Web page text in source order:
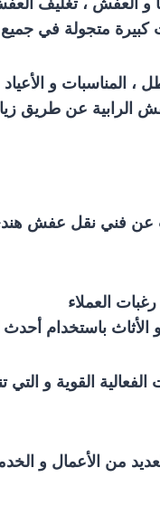
و العفش ، تغليف
كبيرة متجولة في
المناسبات و الأعياد
فني نقل عفش هندي
العملاء
باستخدام
الفعالية القوية و
من الأعمال و